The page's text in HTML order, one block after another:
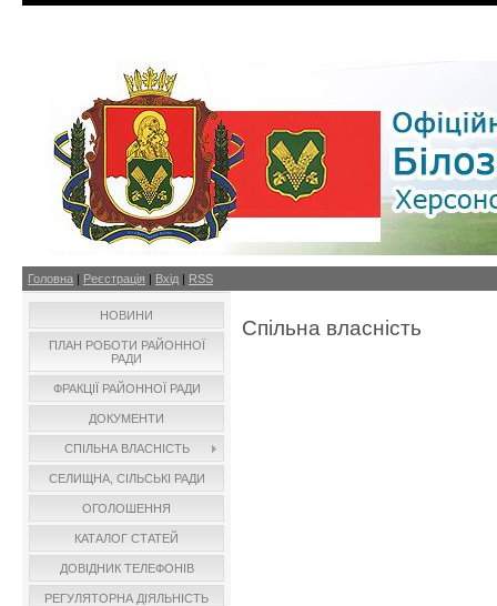
Головна | Реєстрація | Вхід | RSS
НОВИНИ
ПЛАН РОБОТИ РАЙОННОЇ
РАДИ
ФРАКЦІЇ РАЙОННОЇ РАДИ
ДОКУМЕНТИ
СПІЛЬНА ВЛАСНІСТЬ
СЕЛИЩНА, СІЛЬСЬКІ РАДИ
ОГОЛОШЕННЯ
КАТАЛОГ СТАТЕЙ
ДОВІДНИК ТЕЛЕФОНІВ
РЕГУЛЯТОРНА ДІЯЛЬНІСТЬ
Спільна власність